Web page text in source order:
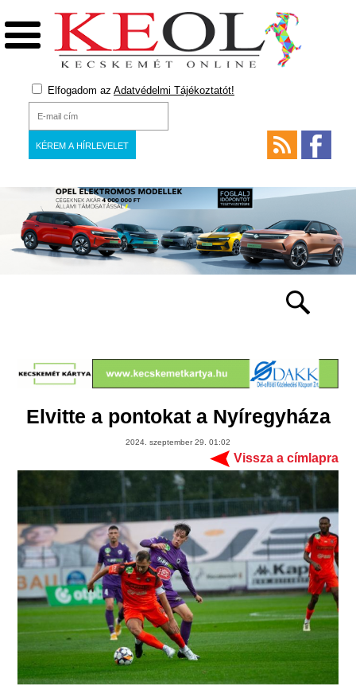
Elfogadom az Adatvédelmi Tájékoztatót!
Elvitte a pontokat a Nyíregyháza
2024. szeptember 29. 01:02
Vissza a címlapra